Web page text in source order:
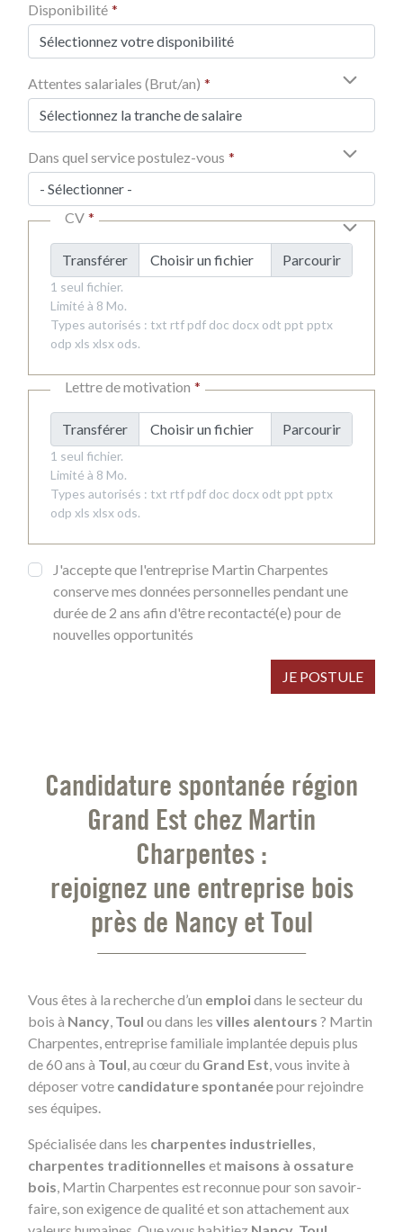
Disponibilité
Attentes salariales (Brut/an)
Dans quel service postulez-vous
CV
Transférer Choisir un fichier
1 seul fichier.
Limité à 8 Mo.
Types autorisés : txt rtf pdf doc docx odt ppt pptx
odp xls xlsx ods.
Lettre de motivation
Transférer Choisir un fichier
1 seul fichier.
Limité à 8 Mo.
Types autorisés : txt rtf pdf doc docx odt ppt pptx
odp xls xlsx ods.
J'accepte que l'entreprise Martin Charpentes
conserve mes données personnelles pendant une
durée de 2 ans afin d'être recontacté(e) pour de
nouvelles opportunités
JE POSTULE
Candidature spontanée région
Grand Est chez Martin
Charpentes :
rejoignez une entreprise bois
près de Nancy et Toul
Vous êtes à la recherche d’un emploidans le secteur du
bois à Nancy, Toul ou dans les villes alentours ? Martin
Charpentes, entreprise familiale implantée depuis plus
de 60 ans à Toul, au cœur du Grand Est, vous invite à
déposer votre candidature spontanéepour rejoindre
ses équipes.
Spécialisée dans les charpentes industrielles,
charpentes traditionnelles et maisons à ossature
bois, Martin Charpentes est reconnue pour son savoir-
faire, son exigence de qualité et son attachement aux